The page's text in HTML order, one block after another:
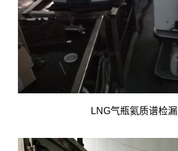
LNG气瓶氦质谱检漏